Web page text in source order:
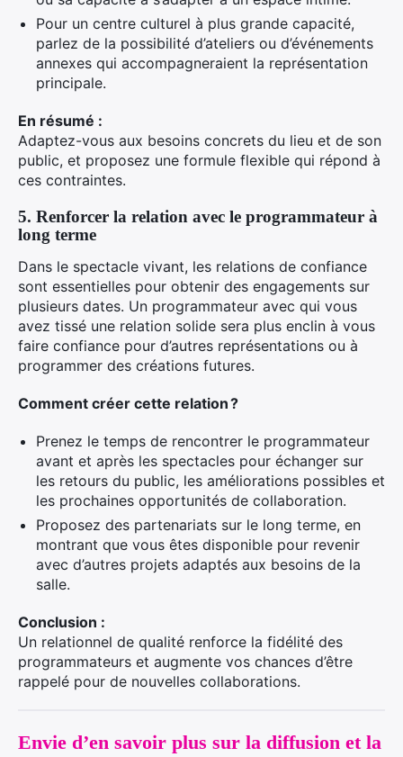
Pour un centre culturel à plus grande capacité,
parlez de la possibilité d’ateliers ou d’événements
annexes qui accompagneraient la représentation
principale.
En résumé :
Adaptez-vous aux besoins concrets du lieu et de son
public, et proposez une formule flexible qui répond à
ces contraintes.
5. Renforcer la relation avec le programmateur à
long terme
Dans le spectacle vivant, les relations de confiance
sont essentielles pour obtenir des engagements sur
plusieurs dates. Un programmateur avec qui vous
avez tissé une relation solide sera plus enclin à vous
faire confiance pour d’autres représentations ou à
programmer des créations futures.
Comment créer cette relation ?
Prenez le temps de rencontrer le programmateur
avant et après les spectacles pour échanger sur
les retours du public, les améliorations possibles et
les prochaines opportunités de collaboration.
Proposez des partenariats sur le long terme, en
montrant que vous êtes disponible pour revenir
avec d’autres projets adaptés aux besoins de la
salle.
Conclusion :
Un relationnel de qualité renforce la fidélité des
programmateurs et augmente vos chances d’être
rappelé pour de nouvelles collaborations.
Envie d’en savoir plus sur la diffusion et la